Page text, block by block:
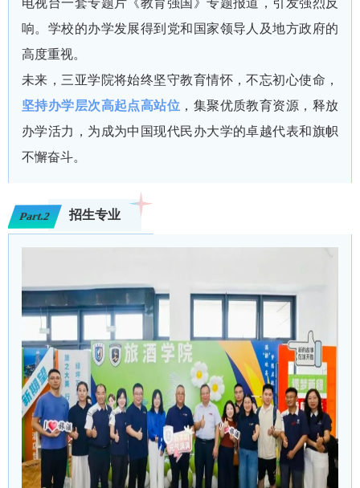
电视台一套专题片《教育强国》专题报道，引发强烈反
响。学校的办学发展得到党和国家领导人及地方政府的
高度重视。
未来，三亚学院将始终坚守教育情怀，不忘初心使命，
坚持办学层次高起点高站位 ，集聚优质教育资源，释放
办学活力，为成为中国现代民办大学的卓越代表和旗帜
不懈奋斗。
Part.2 招生专业